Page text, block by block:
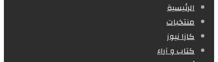
الرئيسية
منتخبات
كازا نيوز
كتاب و آراء